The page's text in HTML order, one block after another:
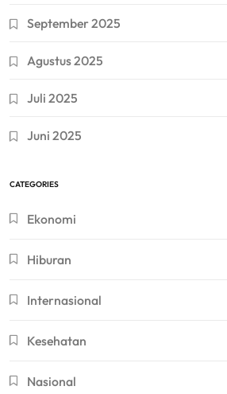
September 2025
Agustus 2025
Juli 2025
Juni 2025
CATEGORIES
Ekonomi
Hiburan
Internasional
Kesehatan
Nasional